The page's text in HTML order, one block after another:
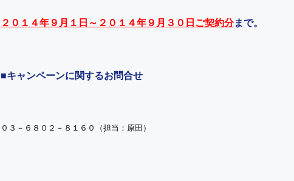
２０１４年９月１日～２０１４年９月３０日ご契約分まで。
■キャンペーンに関するお問合せ
０３－６８０２－８１６０（担当：原田）